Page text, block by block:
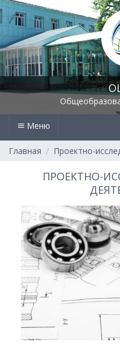
Меню
Главная Проектно-
ПРОЕКТНО-